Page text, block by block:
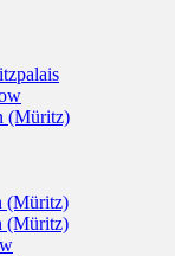
(Müritz)
(Müritz)
(Müritz)